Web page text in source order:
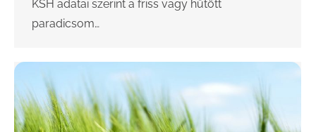
KSH adatai szerint a friss vagy hűtött
paradicsom…